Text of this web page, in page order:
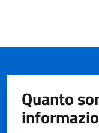
Quanto